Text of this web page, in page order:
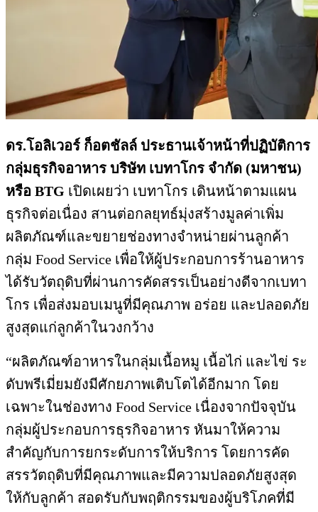
ดร.โอลิเวอร์ ก็อตชัลล์ ประธานเจ้าหน้าที่ปฏิบัติการ
กลุ่มธุรกิจอาหาร บริษัท เบทาโกร จำกัด (มหาชน)
หรือ BTG เปิดเผยว่า เบทาโกร เดินหน้าตามแผน
ธุรกิจต่อเนื่อง สานต่อกลยุทธ์มุ่งสร้างมูลค่าเพิ่ม
ผลิตภัณฑ์และขยายช่องทางจำหน่ายผ่านลูกค้า
กลุ่ม Food Service เพื่อให้ผู้ประกอบการร้านอาหาร
ได้รับวัตถุดิบที่ผ่านการคัดสรรเป็นอย่างดีจากเบทา
โกร เพื่อส่งมอบเมนูที่มีคุณภาพ อร่อย และปลอดภัย
สูงสุดแก่ลูกค้าในวงกว้าง
“ผลิตภัณฑ์อาหารในกลุ่มเนื้อหมู เนื้อไก่ และไข่ ระ
ดับพรีเมี่ยมยังมีศักยภาพเติบโตได้อีกมาก โดย
เฉพาะในช่องทาง Food Service เนื่องจากปัจจุบัน
กลุ่มผู้ประกอบการธุรกิจอาหาร หันมาให้ความ
สำคัญกับการยกระดับการให้บริการ โดยการคัด
สรรวัตถุดิบที่มีคุณภาพและมีความปลอดภัยสูงสุด
ให้กับลูกค้า สอดรับกับพฤติกรรมของผู้บริโภคที่มี